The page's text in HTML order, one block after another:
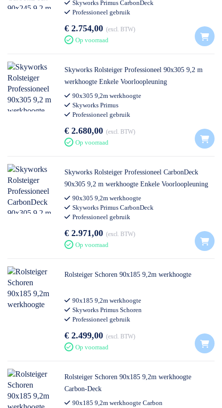
Skyworks Primus CarbonDeck
Professioneel gebruik
€ 2.754,00 excl. BTW
Op voorraad
Skyworks Rolsteiger Professioneel 90x305 9,2 m
werkhoogte Enkele Voorloopleuning
90x305 9,2m werkhoogte
Skyworks Primus
Professioneel gebruik
€ 2.680,00 excl. BTW
Op voorraad
Skyworks Rolsteiger Professioneel CarbonDeck
90x305 9,2 m werkhoogte Enkele Voorloopleuning
90x305 9,2m werkhoogte
Skyworks Primus CarbonDeck
Professioneel gebruik
€ 2.971,00 excl. BTW
Op voorraad
Rolsteiger Schoren 90x185 9,2m werkhoogte
90x185 9,2m werkhoogte
Skyworks Primus Schoren
Professioneel gebruik
€ 2.499,00 excl. BTW
Op voorraad
Rolsteiger Schoren 90x185 9,2m werkhoogte
Carbon-Deck
90x185 9,2m werkhoogte Carbon